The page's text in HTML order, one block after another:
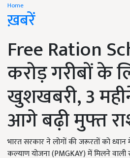
Home
ख़बरें
Free Ration
करोड़ गरीबों के
खुशखबरी, 3
आगे बढ़ी मुफ्त
भारत सरकार ने लोगों की जरूरतों को ध्यान
कल्याण योजना (PMGKAY) में मिलने